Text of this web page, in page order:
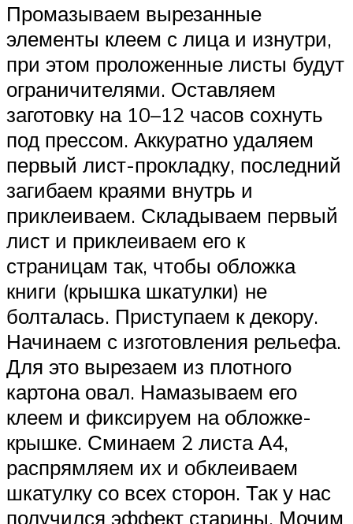
Промазываем вырезанные
элементы клеем с лица и изнутри,
при этом проложенные листы будут
ограничителями. Оставляем
заготовку на 10–12 часов сохнуть
под прессом. Аккуратно удаляем
первый лист-прокладку, последний
загибаем краями внутрь и
приклеиваем. Складываем первый
лист и приклеиваем его к
страницам так, чтобы обложка
книги (крышка шкатулки) не
болталась. Приступаем к декору.
Начинаем с изготовления рельефа.
Для это вырезаем из плотного
картона овал. Намазываем его
клеем и фиксируем на обложке-
крышке. Сминаем 2 листа А4,
распрямляем их и обклеиваем
шкатулку со всех сторон. Так у нас
получился эффект старины. Мочим